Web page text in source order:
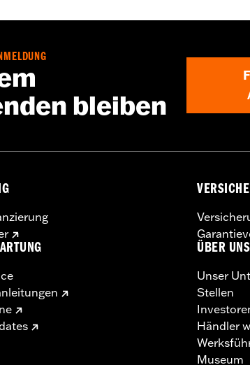
findet man alle Details
bleiben
ÜBER UNS
Unser
Stellen
Händler
Museum